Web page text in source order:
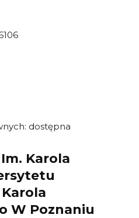
dostępna
Karola
W Poznaniu